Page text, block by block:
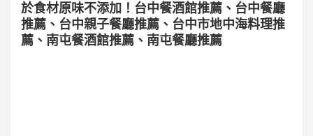
於食材原味不添加！台中餐酒館推薦、台中餐廳
推薦、台中親子餐廳推薦、台中市地中海料理推
薦、南屯餐酒館推薦、南屯餐廳推薦